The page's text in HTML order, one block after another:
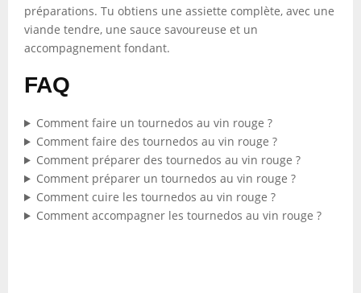
préparations. Tu obtiens une assiette complète, avec une
viande tendre, une sauce savoureuse et un
accompagnement fondant.
FAQ
Comment faire un tournedos au vin rouge ?
Comment faire des tournedos au vin rouge ?
Comment préparer des tournedos au vin rouge ?
Comment préparer un tournedos au vin rouge ?
Comment cuire les tournedos au vin rouge ?
Comment accompagner les tournedos au vin rouge ?